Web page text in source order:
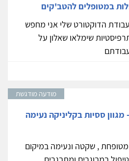
במטופלים להטב'קים
הדוקטורט שלי אני מחפש
שימלאו שאלון על
מודעה מודגשת
ססיות בקליניקה נעימה
מטופחת , שקטה ונעימה במיקום